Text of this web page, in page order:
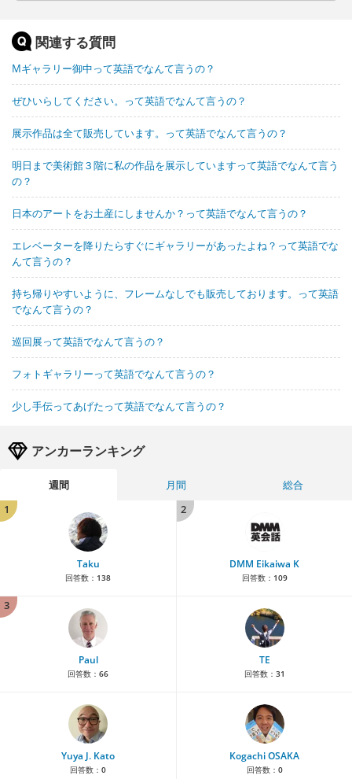
関連する質問
Mギャラリー御中って英語でなんて言うの？
ぜひいらしてください。って英語でなんて言うの？
展示作品は全て販売しています。って英語でなんて言うの？
明日まで美術館３階に私の作品を展示していますって英語でなんて言う
の？
日本のアートをお土産にしませんか？って英語でなんて言うの？
エレベーターを降りたらすぐにギャラリーがあったよね？って英語でな
んて言うの？
持ち帰りやすいように、フレームなしでも販売しております。って英語
でなんて言うの？
巡回展って英語でなんて言うの？
フォトギャラリーって英語でなんて言うの？
少し手伝ってあげたって英語でなんて言うの？
アンカーランキング
週間 月間
総合
1
Taku
回答数： 138
2
DMM Eikaiwa K
回答数： 109
3
Paul
回答数： 66
TE
回答数： 31
Yuya J. Kato
回答数： 0
Kogachi OSAKA
回答数： 0